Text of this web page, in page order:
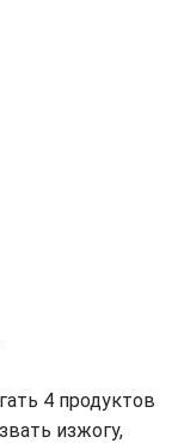
4 продуктов
изжогу,